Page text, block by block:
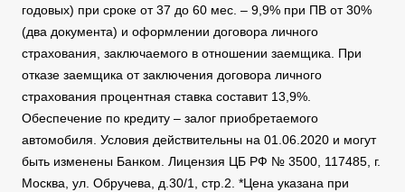
годовых) при сроке от 37 до 60 мес. – 9,9% при ПВ от 30%
(два документа) и оформлении договора личного
страхования, заключаемого в отношении заемщика. При
отказе заемщика от заключения договора личного
страхования процентная ставка составит 13,9%.
Обеспечение по кредиту – залог приобретаемого
автомобиля. Условия действительны на 01.06.2020 и могут
быть изменены Банком. Лицензия ЦБ РФ № 3500, 117485, г.
Москва, ул. Обручева, д.30/1, стр.2. *Цена указана при